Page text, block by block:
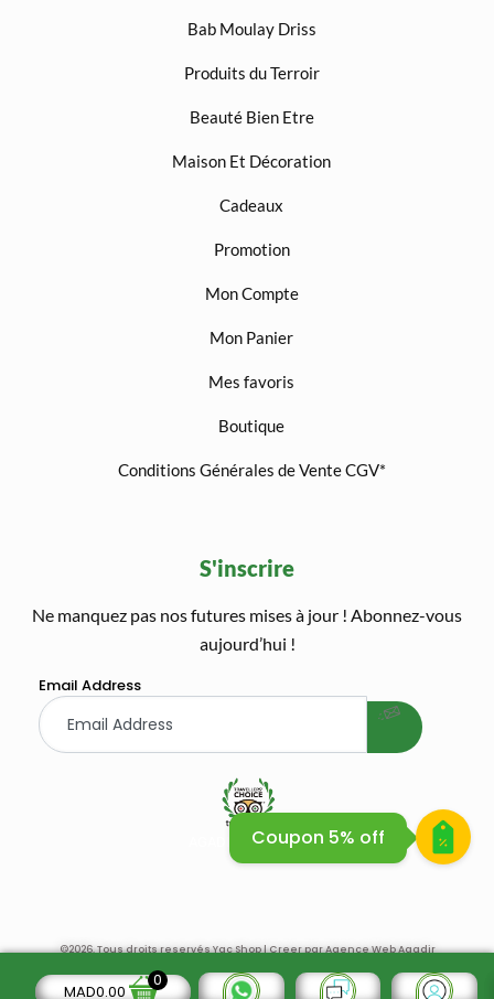
Bab Moulay Driss
Produits du Terroir
Beauté Bien Etre
Maison Et Décoration
Cadeaux
Promotion
Mon Compte
Mon Panier
Mes favoris
Boutique
Conditions Générales de Vente CGV*
S'inscrire
Ne manquez pas nos futures mises à jour ! Abonnez-vous
aujourd’hui !
Email Address
AGADIR QUAD BIKE
©2026. Tous droits reservés Yac Shop | Creer parAgence Web Agadir
MAD0.00
0
Coupon 5% off